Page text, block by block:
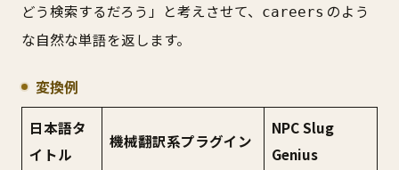
どう検索するだろう」と考えさせて、
careers のよう
な自然な単語を返します。
変換例
日本語タ
イトル
機械翻訳系プラグイン
NPC Slug
Genius